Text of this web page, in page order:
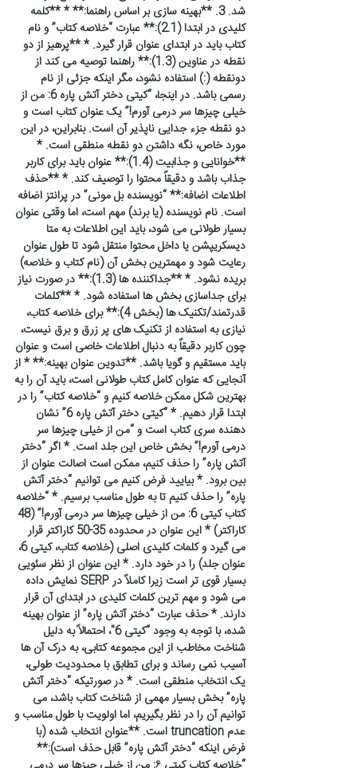
شد. 3. **بهینه سازی بر اساس راهنما:** * **کلمه
کلیدی در ابتدا (2.1):** عبارت “خلاصه کتاب” و نام
کتاب باید در ابتدای عنوان قرار گیرد. * **پرهیز از دو
نقطه در عناوین (1.3):** راهنما توصیه می کند از
دونقطه (:) استفاده نشود، مگر اینکه جزئی از نام
رسمی باشد. در اینجا، “کیتی دختر آتش پاره 6: من از
خیلی چیزها سر درمی آورم!” یک عنوان کتاب است و
دو نقطه جزء جدایی ناپذیر آن است. بنابراین، در این
مورد خاص، نگه داشتن دو نقطه منطقی است. *
**خوانایی و جذابیت (1.4):** عنوان باید برای کاربر
جذاب باشد و دقیقاً محتوا را توصیف کند. * **حذف
اطلاعات اضافه:** “نویسنده بل مونی” در پرانتز اضافه
است. نام نویسنده (یا برند) مهم است، اما وقتی عنوان
بسیار طولانی می شود، باید این اطلاعات به متا
دیسکریپشن یا داخل محتوا منتقل شود تا طول عنوان
رعایت شود و مهمترین بخش آن (نام کتاب و خلاصه)
بریده نشود. * **جداکننده ها (1.3):** در صورت نیاز
برای جداسازی بخش ها استفاده شود. * **کلمات
قدرتمند/تکنیک ها (بخش 4):** برای خلاصه کتاب،
نیازی به استفاده از تکنیک های پر زرق و برق نیست،
چون کاربر دقیقاً به دنبال اطلاعات خاصی است و عنوان
باید مستقیم و گویا باشد. **تدوین عنوان بهینه:** * از
آنجایی که عنوان کامل کتاب طولانی است، باید آن را به
بهترین شکل ممکن خلاصه کنیم و “خلاصه کتاب” را در
ابتدا قرار دهیم. * “کیتی دختر آتش پاره 6” نشان
دهنده سری کتاب است و “من از خیلی چیزها سر
درمی آورم!” بخش خاص این جلد است. * اگر “دختر
آتش پاره” را حذف کنیم، ممکن است اصالت عنوان از
بین برود. * بیایید فرض کنیم می توانیم “دختر آتش
پاره” را حذف کنیم تا به طول مناسب برسیم. * “خلاصه
کتاب کیتی 6: من از خیلی چیزها سر درمی آورم!” (48
کاراکتر) * این عنوان در محدوده 35-50 کاراکتر قرار
می گیرد و کلمات کلیدی اصلی (خلاصه کتاب، کیتی 6،
عنوان جلد) را در خود دارد. * این عنوان از نظر سئویی
بسیار قوی تر است زیرا کاملاً در SERP نمایش داده
می شود و مهم ترین کلمات کلیدی در ابتدای آن قرار
دارند. * حذف عبارت “دختر آتش پاره” از عنوان بهینه
شده، با توجه به وجود “کیتی 6″، احتمالاً به دلیل
شناخت مخاطب از این مجموعه کتابی، به درک آن ها
آسیب نمی رساند و برای تطابق با محدودیت طولی،
یک انتخاب منطقی است. * در صورتیکه “دختر آتش
پاره” بخش بسیار مهمی از شناخت کتاب باشد، می
توانیم آن را در نظر بگیریم، اما اولویت با طول مناسب و
عدم truncation است. **عنوان انتخاب شده (با
فرض اینکه “دختر آتش پاره” قابل حذف است):**